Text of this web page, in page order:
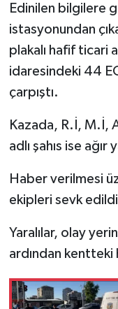
Edinilen bilgilere
istasyonundan
plakalı hafif ticari
idaresindeki 44
çarpıştı.
Kazada, R.İ, M.İ,
adlı şahıs ise ağır
Haber verilmesi
ekipleri sevk
Yaralılar, olay
ardından kentteki